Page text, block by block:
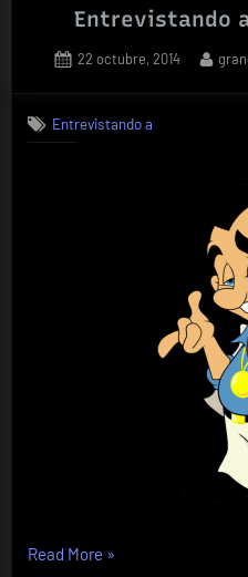
de
historia»
Entrevistando
Posted
22 octubre, 2014 By
Entrevistando a
Read More «Entrevistando
»